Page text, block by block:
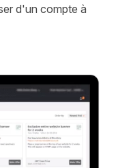
d'un compte à